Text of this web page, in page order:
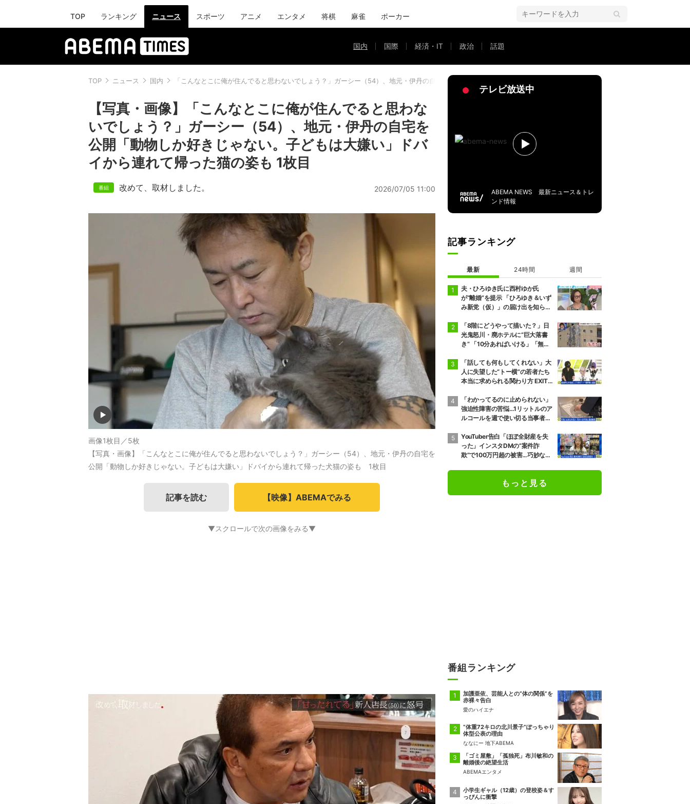
TOP ランキング ニュース スポーツ アニメ エンタメ 将棋 麻雀 ポーカー
国内 国際 経済・IT 政治 話題
TOP ニュース 国内 「こんなとこに俺が住んでると思わないでしょう？」ガーシー（54）、地元・伊丹の自宅を公開「動物しか好きじゃない。子どもは大嫌い」ドバイから連れて帰った猫の
【写真・画像】「こんなとこに俺が住んでると思わな
いでしょう？」ガーシー（54）、地元・伊丹の自宅を
公開「動物しか好きじゃない。子どもは大嫌い」ドバ
イから連れて帰った猫の姿も 1枚目
改めて、取材しました。 2026/07/05 11:00
画像1枚目／5枚
【写真・画像】「こんなとこに俺が住んでると思わないでしょう？」ガーシー（54）、地元・伊丹の自宅を
公開「動物しか好きじゃない。子どもは大嫌い」ドバイから連れて帰った犬猫の姿も 1枚目
記事を読む 【映像】ABEMAでみる
▼スクロールで次の画像をみる▼
テレビ放送中
ABEMA NEWS 最新ニュース＆トレ
ンド情報
記事ランキング
最新 24時間 週間
夫・ひろゆき氏に西村ゆか氏
が“離婚”を提示 「ひろゆき＆いず
み新党（仮）」の届け出を知らさ
態で夫婦を続けるのは無理」
「8階にどうやって描いた？」日
光鬼怒川・廃ホテルに“巨大落書
き” 「10分あればいける」「無許
ィストらが見解
「話しても何もしてくれない」大
人に失望した“トー横”の若者たち
本当に求められる関わり方 EXIT
をどう除外するか」
「わかってるのに止められない」
強迫性障害の苦悩…1リットルのア
ルコールを週で使い切る当事者
ある」
YouTuber告白「ほぼ全財産を失
った」インスタDMの“案件詐
欺”で100万円超の被害…巧妙な手
もっと見る
番組ランキング
加護亜依、芸能人との“体の関係”を
赤裸々告白
愛のハイエナ
“体重72キロの北川景子”ぽっちゃり
体型公表の理由
ななにー 地下ABEMA
「ゴミ屋敷」「孤独死」布川敏和の
離婚後の絶望生活
ABEMAエンタメ
小学生ギャル（12歳）の登校姿＆す
っぴんに衝撃